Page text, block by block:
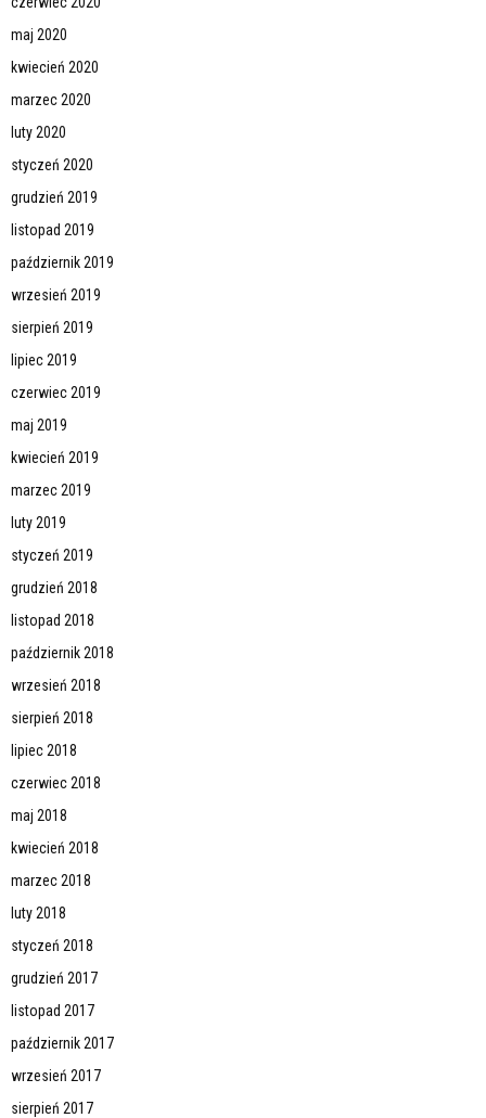
maj 2020
kwiecień 2020
marzec 2020
luty 2020
styczeń 2020
grudzień 2019
listopad 2019
październik 2019
wrzesień 2019
sierpień 2019
lipiec 2019
czerwiec 2019
maj 2019
kwiecień 2019
marzec 2019
luty 2019
styczeń 2019
grudzień 2018
listopad 2018
październik 2018
wrzesień 2018
sierpień 2018
lipiec 2018
czerwiec 2018
maj 2018
kwiecień 2018
marzec 2018
luty 2018
styczeń 2018
grudzień 2017
listopad 2017
październik 2017
wrzesień 2017
sierpień 2017